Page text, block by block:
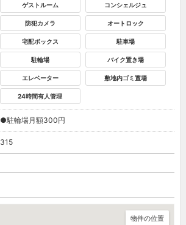
ゲストルーム コンシェルジュ
防犯カメラ オートロック
宅配ボックス 駐車場
駐輪場 バイク置き場
エレベーター 敷地内ゴミ置場
24時間有人管理
●駐輪場月額300円
315
物件の位置